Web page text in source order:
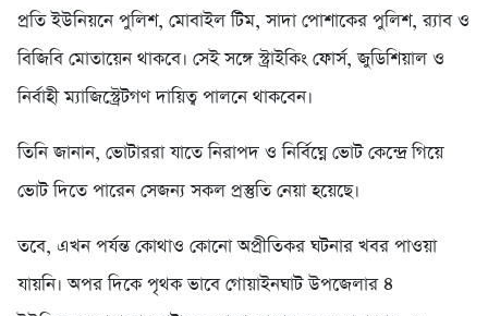
প্রতি ইউনিয়নে পুলিশ, মোবাইল টিম, সাদা পোশাকের পুলিশ, র‍্যাব ও
বিজিবি মোতায়েন থাকবে। সেই সঙ্গে স্ট্রাইকিং ফোর্স, জুডিশিয়াল ও
নির্বাহী ম্যাজিস্ট্রেটগণ দায়িত্ব পালনে থাকবেন।
তিনি জানান, ভোটাররা যাতে নিরাপদ ও নির্বিঘ্নে ভোট কেন্দ্রে গিয়ে
ভোট দিতে পারেন সেজন্য সকল প্রস্তুতি নেয়া হয়েছে।
তবে, এখন পর্যন্ত কোথাও কোনো অপ্রীতিকর ঘটনার খবর পাওয়া
যায়নি। অপর দিকে পৃথক ভাবে গোয়াইনঘাট উপজেলার ৪